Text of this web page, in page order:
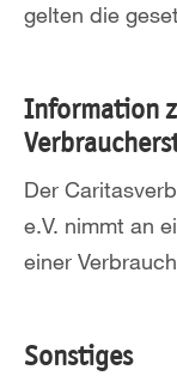
gelten die
Information
Der
e.V. nimmt an
einer
Sonstiges